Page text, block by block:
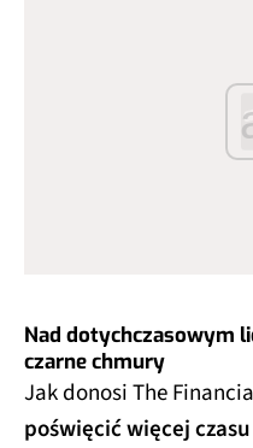
Nad dotychczasowym
czarne chmury
Jak donosi The
poświęcić więcej